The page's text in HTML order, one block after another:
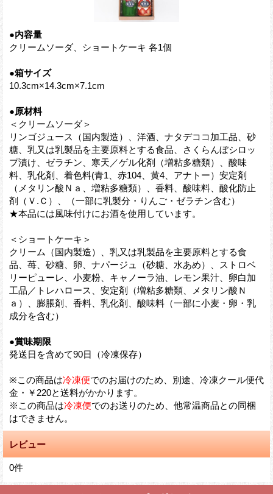
●内容量
クリームソーダ、ショートケーキ 各1個
●箱サイズ
10.3cm×14.3cm×7.1cm
●原材料
＜クリームソーダ＞
リンゴジュース（国内製造）、洋酒、ナタデココ加工品、砂
糖、乳又は乳製品を主要原料とする食品、さくらんぼシロッ
プ漬け、ゼラチン、寒天／ゲル化剤（増粘多糖類）、酸味
料、乳化剤、着色料(青1、赤104、黄4、アナトー）安定剤
（メタリン酸Ｎａ、増粘多糖類）、香料、酸味料、酸化防止
剤（Ｖ.Ｃ）、（一部に乳製分・りんご・ゼラチン含む）
★本品には風味付けにお酒を使用しています。
＜ショートケーキ＞
クリーム（国内製造）、乳又は乳製品を主要原料とする食
品、苺、砂糖、卵、ナパージュ（砂糖、水あめ）、ストロベ
リーピューレ、小麦粉、キャノーラ油、レモン果汁、卵白加
工品／トレハロース、安定剤（増粘多糖類、メタリン酸Ｎ
ａ）、膨脹剤、香料、乳化剤、酸味料（一部に小麦・卵・乳
成分を含む）
●賞味期限
発送日を含めて90日（冷凍保存）
※この商品は冷凍便でのお届けのため、別途、冷凍クール便代
金・￥220と送料がかかります。
※この商品は冷凍便でのお送りのため、他常温商品との同梱
はできません。
レビュー
0件